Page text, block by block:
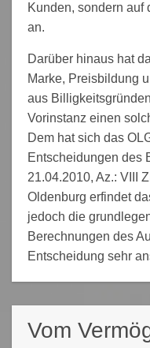
Kunden, sondern auf
an.
Darüber hinaus hat
Marke, Preisbildung
aus
Vorinstanz einen
Dem hat sich das
Entscheidungen des
21.04.2010, Az.: VIII
Oldenburg erfindet
jedoch die
Berechnungen des
Entscheidung sehr
Vom